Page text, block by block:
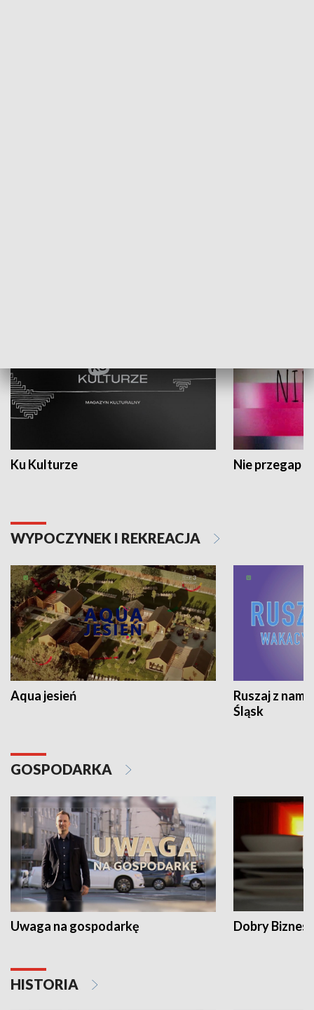
Ku Kulturze Nie przegap
WYPOCZYNEK I REKREACJA
Aqua jesień
Ruszaj z
Śląsk
GOSPODARKA
Uwaga na gospodarkę Dobry Biznes
HISTORIA